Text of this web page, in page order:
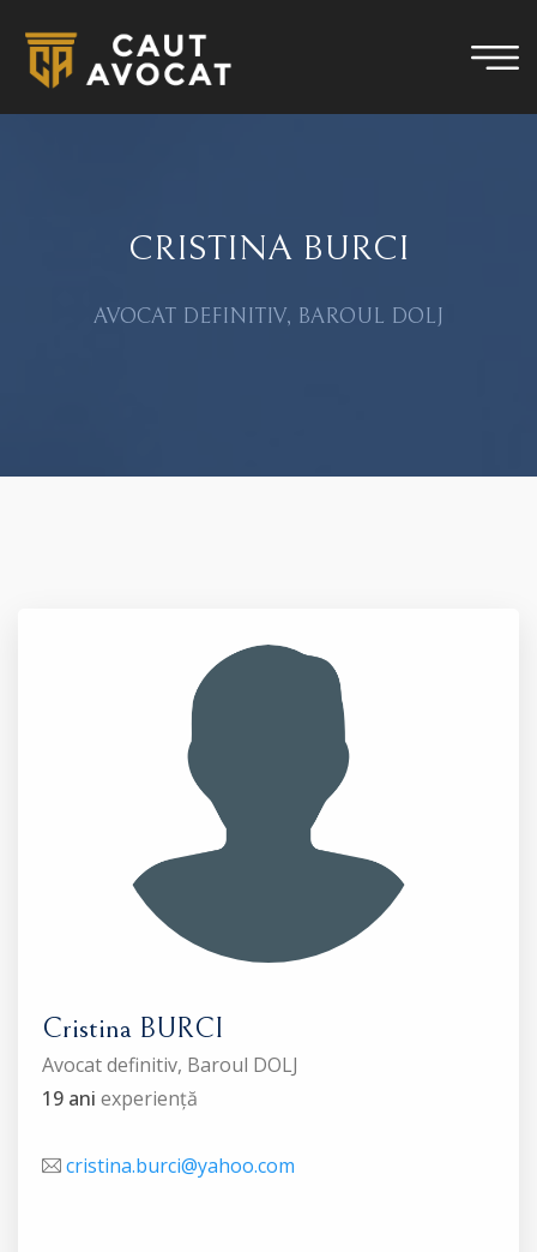
CRISTINA BURCI
AVOCAT DEFINITIV, BAROUL DOLJ
Cristina BURCI
Avocat definitiv, Baroul DOLJ
19 ani experiență
cristina.burci@yahoo.com